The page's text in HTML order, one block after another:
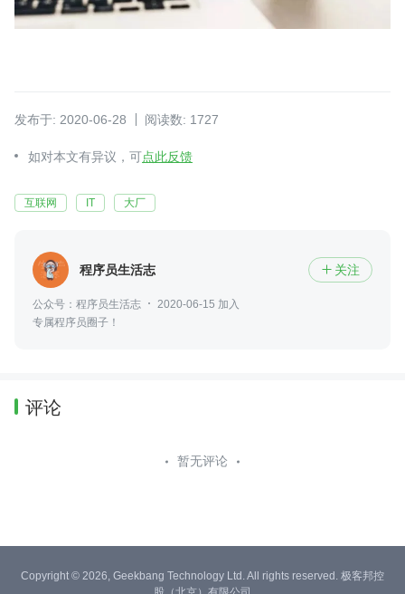
发布于: 2020-06-28 阅读数: 1727
如对本文有异议，可点此反馈
互联网 IT 大厂
程序员生活志  关注
公众号：程序员生活志
2020-06-15 加入
专属程序员圈子！
评论
暂无评论
Copyright © 2026, Geekbang Technology Ltd. All rights reserved. 极客邦控